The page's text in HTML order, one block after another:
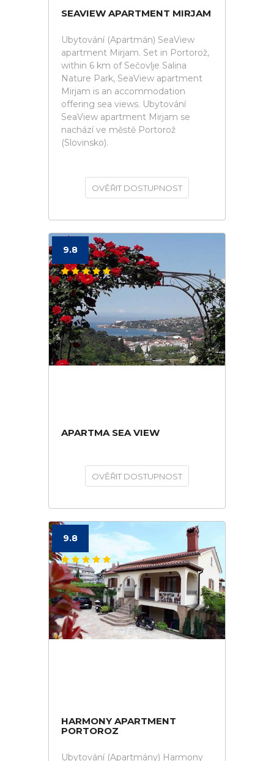
SEAVIEW APARTMENT MIRJAM
Ubytování (Apartmán) SeaView
apartment Mirjam. Set in Portorož,
within 6 km of Sečovlje Salina
Nature Park, SeaView apartment
Mirjam is an accommodation
offering sea views. Ubytování
SeaView apartment Mirjam se
nachází ve městě Portorož
(Slovinsko).
OVĚŘIT DOSTUPNOST
9.8
APARTMA SEA VIEW
OVĚŘIT DOSTUPNOST
9.8
HARMONY APARTMENT
PORTOROZ
Ubytování (Apartmány) Harmony